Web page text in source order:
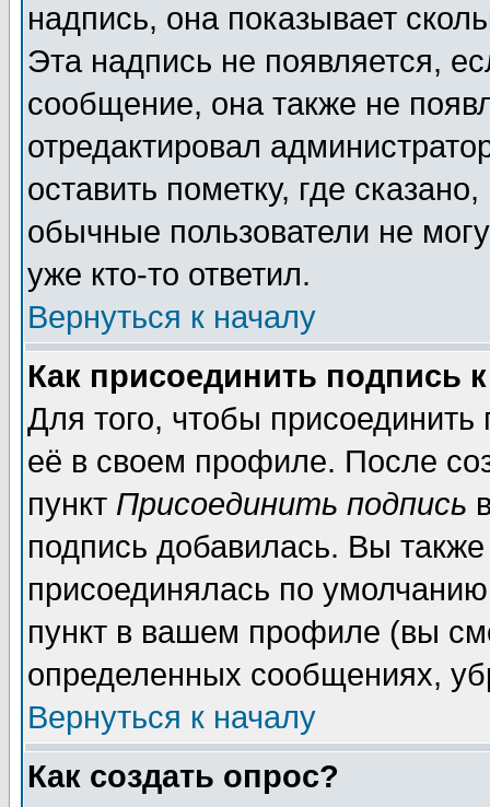
надпись, она показывает
Эта надпись не появляется,
сообщение, она также не
отредактировал
оставить пометку, где
обычные пользователи не
уже кто-то ответил.
Вернуться к началу
Как присоединить подпись
Для того, чтобы
её в своем профиле. После
пункт Присоединить подпись
подпись добавилась. Вы
присоединялась по
пункт в вашем профиле (вы
определенных сообщениях,
Вернуться к началу
Как создать опрос?